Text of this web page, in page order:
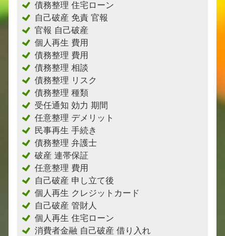
債務整理 住宅ローン
自己破産 免責 官報
官報 自己破産
個人再生 費用
債務整理 費用
債務整理 相談
債務整理 リスク
債務整理 種類
受任通知 効力 期間
任意整理 デメリット
民事再生 手続き
債務整理 弁護士
破産 連帯保証
任意整理 費用
自己破産 申し立て後
個人再生 クレジットカード
自己破産 管財人
個人再生 住宅ローン
消費者金融 自己破産 借り入れ